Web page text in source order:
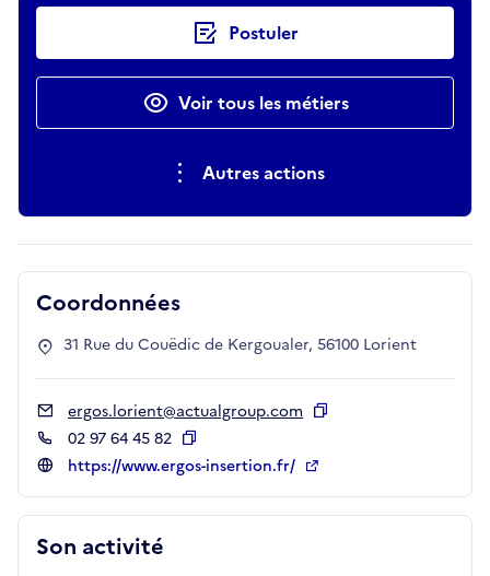
Actions rapides Postuler
Voir tous les métiers
Autres actions
Son activité
Coordonnées
31 Rue du Couëdic de Kergoualer, 56100 Lorient
ergos.lorient@actualgroup.com
02 97 64 45 82
Copier
https://www.ergos-insertion.fr/